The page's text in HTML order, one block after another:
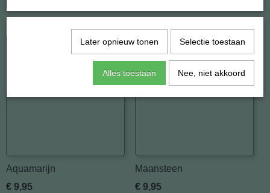
Aquamarijn
€ 9,95
Maansteen
€ 9,95
Later opnieuw tonen Selectie toestaan
Alles toestaan Nee, niet akkoord